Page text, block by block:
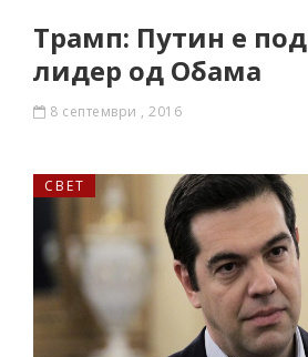
Трамп: Путин е
лидер од Обама
8 септември , 2016
СВЕТ